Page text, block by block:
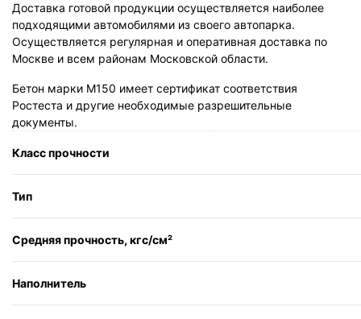
Доставка готовой продукции осуществляется наиболее
подходящими автомобилями из своего автопарка.
Осуществляется регулярная и оперативная доставка по
Москве и всем районам Московской области.
Бетон марки М150 имеет сертификат соответствия
Ростеста и другие необходимые разрешительные
документы.
Класс прочности
Тип
Средняя прочность, кгс/см²
Наполнитель